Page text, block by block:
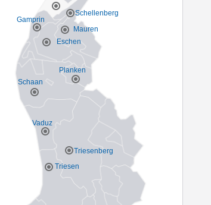
Vaduz
Planken
Schaan
Triesen
Triesenberg
Eschen
Gamprin
Mauren
Schellenberg